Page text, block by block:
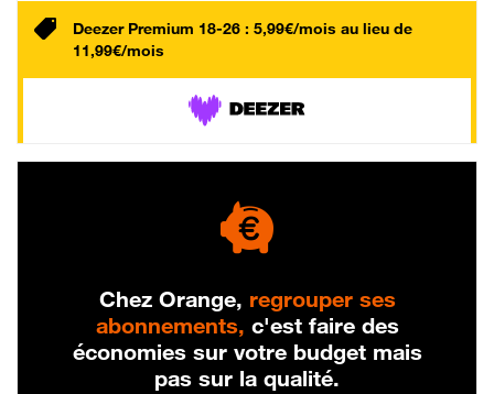
Deezer Premium 18-26 : 5,99€/mois au lieu de
11,99€/mois
Chez Orange, regrouper ses
abonnements, c'est faire des
économies sur votre budget mais
pas sur la qualité.